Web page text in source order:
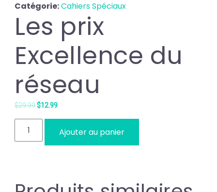
Catégorie:Cahiers Spéciaux
Les prix
Excellence du
réseau
$29.99Le
était :
$12.99Le
actuel
Quantité
Ajouter au panier